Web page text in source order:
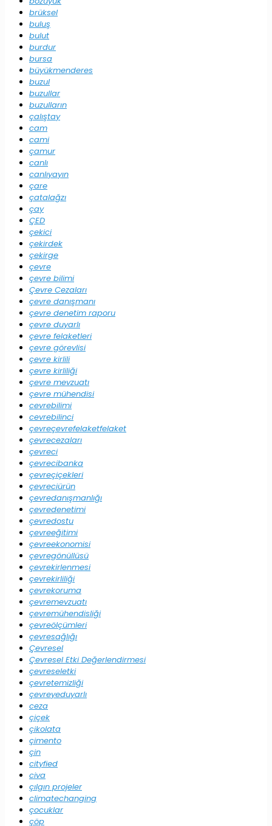
brüksel
buluş
bulut
burdur
bursa
büyükmenderes
buzul
buzullar
buzulların
çalıştay
cam
cami
çamur
canlı
canlıyayın
çare
çatalağzı
çay
ÇED
çekici
çekirdek
çekirge
çevre
çevre bilimi
Çevre Cezaları
çevre danışmanı
çevre denetim raporu
çevre duyarlı
çevre felaketleri
çevre görevlisi
çevre kirlili
çevre kirliliği
çevre mevzuatı
çevre mühendisi
cevrebilimi
cevrebilinci
çevreçevrefelaketfelaket
çevrecezaları
çevreci
çevrecibanka
çevreçiçekleri
çevreciürün
çevredanışmanlığı
çevredenetimi
çevredostu
çevreeğitimi
çevreekonomisi
çevregönüllüsü
çevrekirlenmesi
çevrekirliliği
çevrekoruma
çevremevzuatı
çevremühendisliği
çevreölçümleri
çevresağlığı
Çevresel
Çevresel Etki Değerlendirmesi
çevreseletki
çevretemizliği
çevreyeduyarlı
ceza
çiçek
çikolata
çimento
çin
cityfied
civa
çılgın projeler
climatechanging
çocuklar
çöp